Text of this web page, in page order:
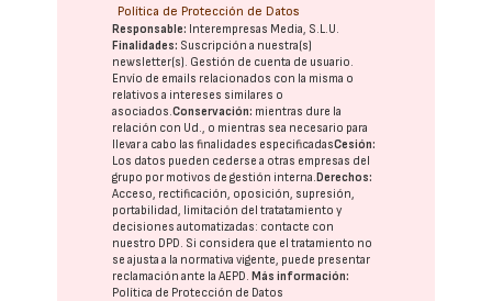
Política de Protección de Datos
Responsable: Interempresas Media, S.L.U.
Finalidades: Suscripción a nuestra(s)
newsletter(s). Gestión de cuenta de usuario.
Envío de emails relacionados con la misma o
relativos a intereses similares o
asociados.Conservación: mientras dure la
relación con Ud., o mientras sea necesario para
llevar a cabo las finalidades especificadasCesión:
Los datos pueden cederse a otras empresas del
grupo por motivos de gestión interna.Derechos:
Acceso, rectificación, oposición, supresión,
portabilidad, limitación del tratatamiento y
decisiones automatizadas: contacte con
nuestro DPD. Si considera que el tratamiento no
se ajusta a la normativa vigente, puede presentar
reclamación ante laAEPD.Más información:
Política de Protección de Datos